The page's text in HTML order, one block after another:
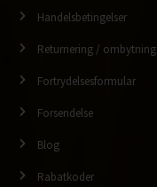
Handelsbetingelser
Returnering / ombytning
Fortrydelsesformular
Forsendelse
Blog
Rabatkoder